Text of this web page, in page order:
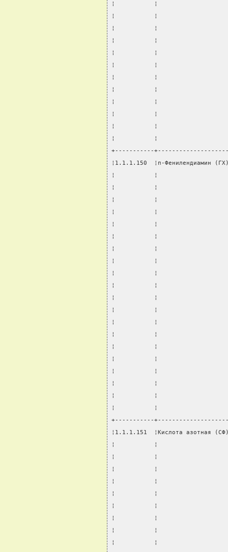
¦           ¦
¦           ¦
¦           ¦
¦           ¦
¦           ¦
¦           ¦
¦           ¦
¦           ¦
¦           ¦
¦           ¦
¦           ¦
¦           ¦
+-----------
¦1.1.1.150  ¦п-Фенилендиамин
¦           ¦
¦           ¦
¦           ¦
¦           ¦
¦           ¦
¦           ¦
¦           ¦
¦           ¦
¦           ¦
¦           ¦
¦           ¦
¦           ¦
¦           ¦
¦           ¦
¦           ¦
¦           ¦
¦           ¦
¦           ¦
¦           ¦
¦           ¦
+-----------
¦1.1.1.151  ¦Кислота азотная
¦           ¦
¦           ¦
¦           ¦
¦           ¦
¦           ¦
¦           ¦
¦           ¦
¦           ¦
¦           ¦